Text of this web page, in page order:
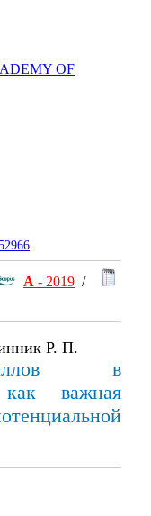
OF
А - 2019 /
Р. П.
в
как важная